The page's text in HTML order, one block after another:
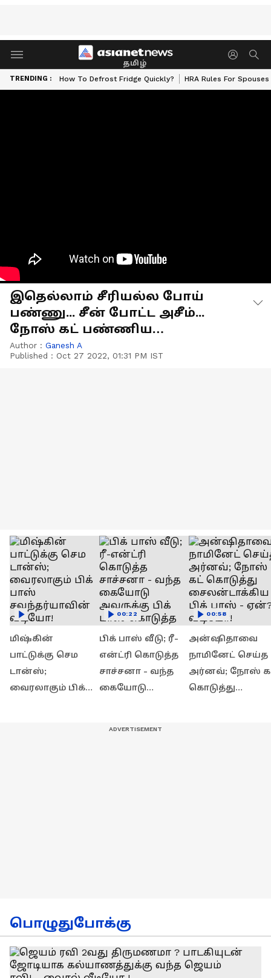
தமிழ்
TRENDING : How To Defrost Fridge Quickly? HRA Rules For Spouses
இதெல்லாம் சீரியல்ல போய்
பண்ணு... சீன் போட்ட அசீம்...
நோஸ் கட் பண்ணிய
அமுதவாணன் - மாஸான
புரோமோ வீடியோ இதோ
Author : Ganesh A
Published : Oct 27 2022, 01:31 PM IST
மிஷ்கின்
பாட்டுக்கு செம
டான்ஸ்;
வைரலாகும் பிக்
பிக் பாஸ் வீடு; ரீ-
என்ட்ரி கொடுத்த
சாச்சனா - வந்த
கையோடு
00:22
அன்ஷிதாவை
நாமினேட் செய்த
அர்னவ்; நோஸ்
கொடுத்து
00:58
பொழுதுபோக்கு